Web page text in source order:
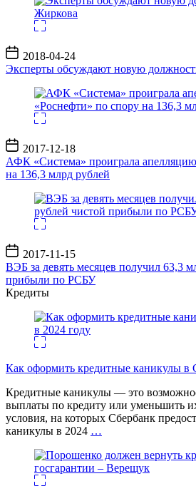
Дата
записи
2018-04-24
Эксперты обсуждают новую
Дата
записи
2017-12-18
АФК «Система» проиграла
на 136,3 млрд рублей
Дата
записи
2017-11-15
ВЭБ за девять месяцев получил 63,3
прибыли по РСБУ
Кредиты
Как оформить кредитные каникулы в
Кредитные каникулы — это
выплаты по кредиту или уменьшить
условия, на которых Сбербанк
каникулы в 2024 …